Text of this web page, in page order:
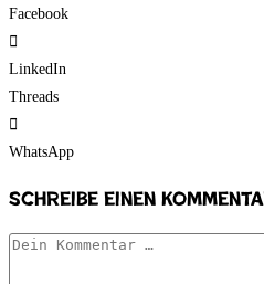
Facebook
LinkedIn
Threads
WhatsApp
Schreibe einen
Kommentar